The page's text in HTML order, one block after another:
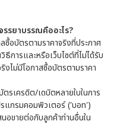
รยาบรรณคืออะไร?
อบัตรตามราคาจริงที่ประกาศ
ธีการและหรือเว็บไซต์ที่ไม่ได้รับ
ไม่มีโอกาสซื้อบัตรตามราคา
รเครดิต/เดบิตหลายใบในการ
รแกรมคอมพิวเตอร์ ('บอท')
อขายต่อกับลูกค้าท่านอื่นใน